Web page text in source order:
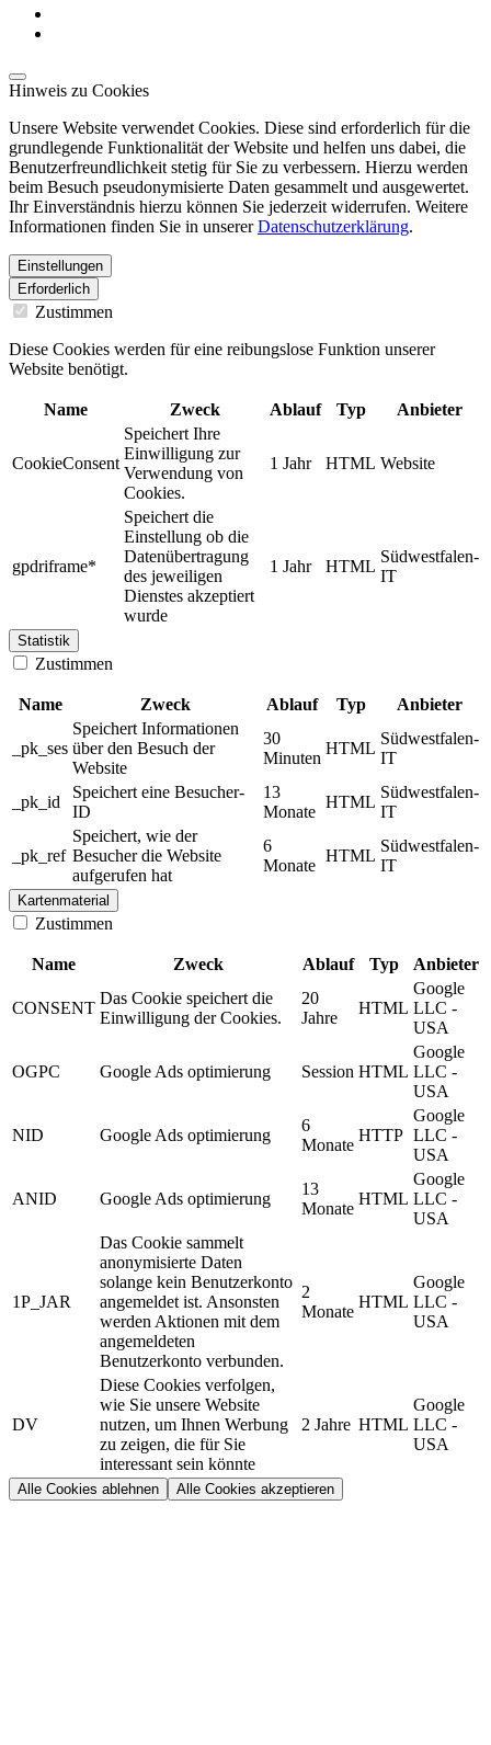
Hinweis zu Cookies
Unsere Website verwendet Cookies. Diese sind erforderlich für die
grundlegende Funktionalität der Website und helfen uns dabei, die
Benutzerfreundlichkeit stetig für Sie zu verbessern. Hierzu werden
beim Besuch pseudonymisierte Daten gesammelt und ausgewertet.
Ihr Einverständnis hierzu können Sie jederzeit widerrufen. Weitere
Informationen finden Sie in unsererDatenschutzerklärung.
Einstellungen
Erforderlich
Zustimmen
Diese Cookies werden für eine reibungslose Funktion unserer
Website benötigt.
Name Zweck Ablauf Typ Anbieter
CookieConsent
Speichert Ihre
Einwilligung zur
Verwendung von
Cookies.
1 Jahr HTML Website
gpdriframe*
Speichert die
Einstellung ob die
Datenübertragung
des jeweiligen
Dienstes akzeptiert
wurde
1 Jahr HTML
Südwestfalen-
IT
Statistik
Zustimmen
Name Zweck Ablauf Typ Anbieter
_pk_ses
Speichert Informationen
über den Besuch der
Website
30
Minuten
HTML
Südwestfalen-
IT
_pk_id
Speichert eine Besucher-
ID
13
Monate
HTML
Südwestfalen-
IT
_pk_ref
Speichert, wie der
Besucher die Website
aufgerufen hat
6
Monate
HTML
Südwestfalen-
IT
Kartenmaterial
Zustimmen
Name Zweck Ablauf Typ Anbieter
CONSENT
Das Cookie speichert die
Einwilligung der Cookies.
20
Jahre
HTML
Google
LLC -
USA
OGPC Google Ads optimierung Session HTML
Google
LLC -
USA
NID Google Ads optimierung
6
Monate
HTTP
Google
LLC -
USA
ANID Google Ads optimierung
13
Monate
HTML
Google
LLC -
USA
1P_JAR
Das Cookie sammelt
anonymisierte Daten
solange kein Benutzerkonto
angemeldet ist. Ansonsten
werden Aktionen mit dem
angemeldeten
Benutzerkonto verbunden.
2
Monate
HTML
Google
LLC -
USA
DV
Diese Cookies verfolgen,
wie Sie unsere Website
nutzen, um Ihnen Werbung
zu zeigen, die für Sie
interessant sein könnte
2 Jahre HTML
Google
LLC -
USA
Alle Cookies ablehnen Alle Cookies akzeptieren